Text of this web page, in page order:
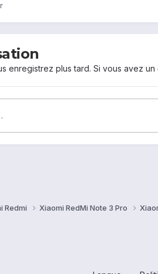
enregistrez plus tard. Si vous avez un
Redmi Xiaomi RedMi Note 3 Pro